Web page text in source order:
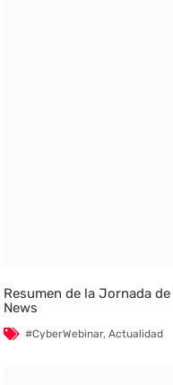
Resumen de la Jornada
News
#CyberWebinar,Actualidad